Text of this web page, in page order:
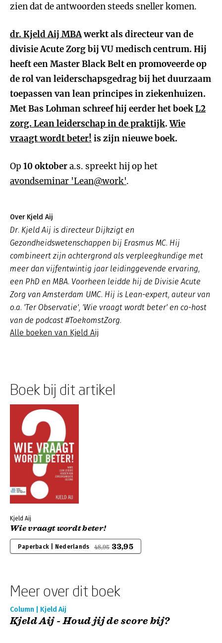
zien dat de antwoorden steeds sneller komen.
dr. Kjeld Aij MBAwerkt als directeur van de
divisie Acute Zorg bij VU medisch centrum. Hij
heeft een Master Black Belt en promoveerde op
de rol van leiderschapsgedrag bij het duurzaam
toepassen van lean principes in ziekenhuizen.
MetBas Lohman schreef hij eerder het boekL2
zorg. Lean leiderschap in de praktijk.Wie
vraagt wordt beter! is zijn nieuwe boek.
Op 10 oktobera.s. spreekt hij op het
avondseminar 'Lean@work'.
Over Kjeld Aij
Dr. Kjeld Aij is directeur Dijkzigt en
Gezondheidswetenschappen bij Erasmus MC. Hij
combineert zijn achtergrond als verpleegkundige met
meer dan vijfentwintig jaar leidinggevende ervaring,
een PhD en MBA. Voorheen leidde hij de Divisie Acute
Zorg van Amsterdam UMC. Hij is Lean-expert, auteur van
o.a. 'Ter Observatie', 'Wie vraagt wordt beter' en co-host
van de podcast #ToekomstZorg.
Alle boeken van Kjeld Aij
Boek bij dit artikel
Kjeld Aij
Wie vraagt wordt beter!
Paperback | Nederlands 48,95 33,95
Meer over dit boek
Column | Kjeld Aij
Kjeld Aij - Houd jij de score bij?